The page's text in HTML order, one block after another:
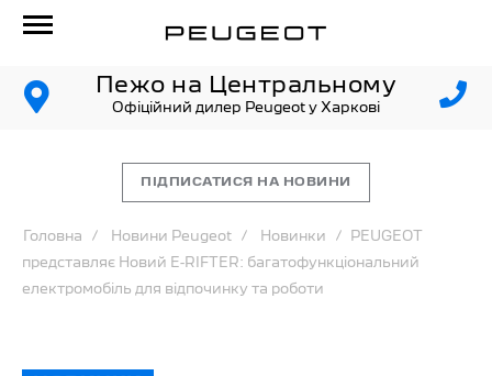
Пежо на Центральному
Офіційний дилер Peugeot у Харкові
ПІДПИСАТИСЯ НА НОВИНИ
Головна Новини Peugeot Новинки PEUGEOT
представляє Новий E-RIFTER: багатофункціональний
електромобіль для відпочинку та роботи